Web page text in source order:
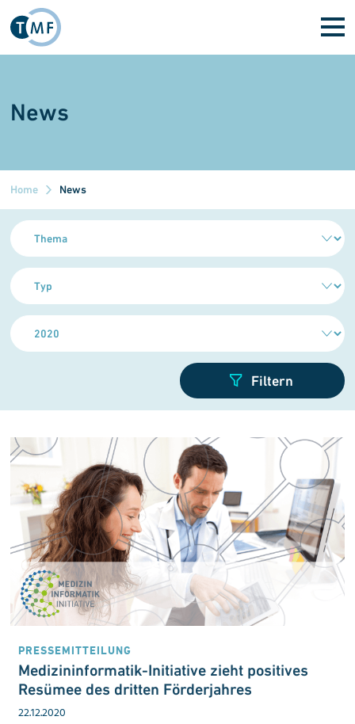
Direkt zum Inhalt
News
Home News
PRESSEMITTEILUNG
Medizininformatik-Initiative zieht positives
Resümee des dritten Förderjahres
22.12.2020